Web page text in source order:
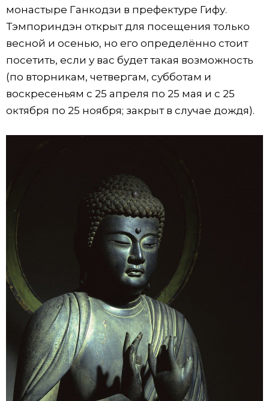
монастыре Ганкодзи в префектуре Гифу.
Тэмпориндэн открыт для посещения только
весной и осенью, но его определённо стоит
посетить, если у вас будет такая возможность
(по вторникам, четвергам, субботам и
воскресеньям с 25 апреля по 25 мая и с 25
октября по 25 ноября; закрыт в случае дождя).